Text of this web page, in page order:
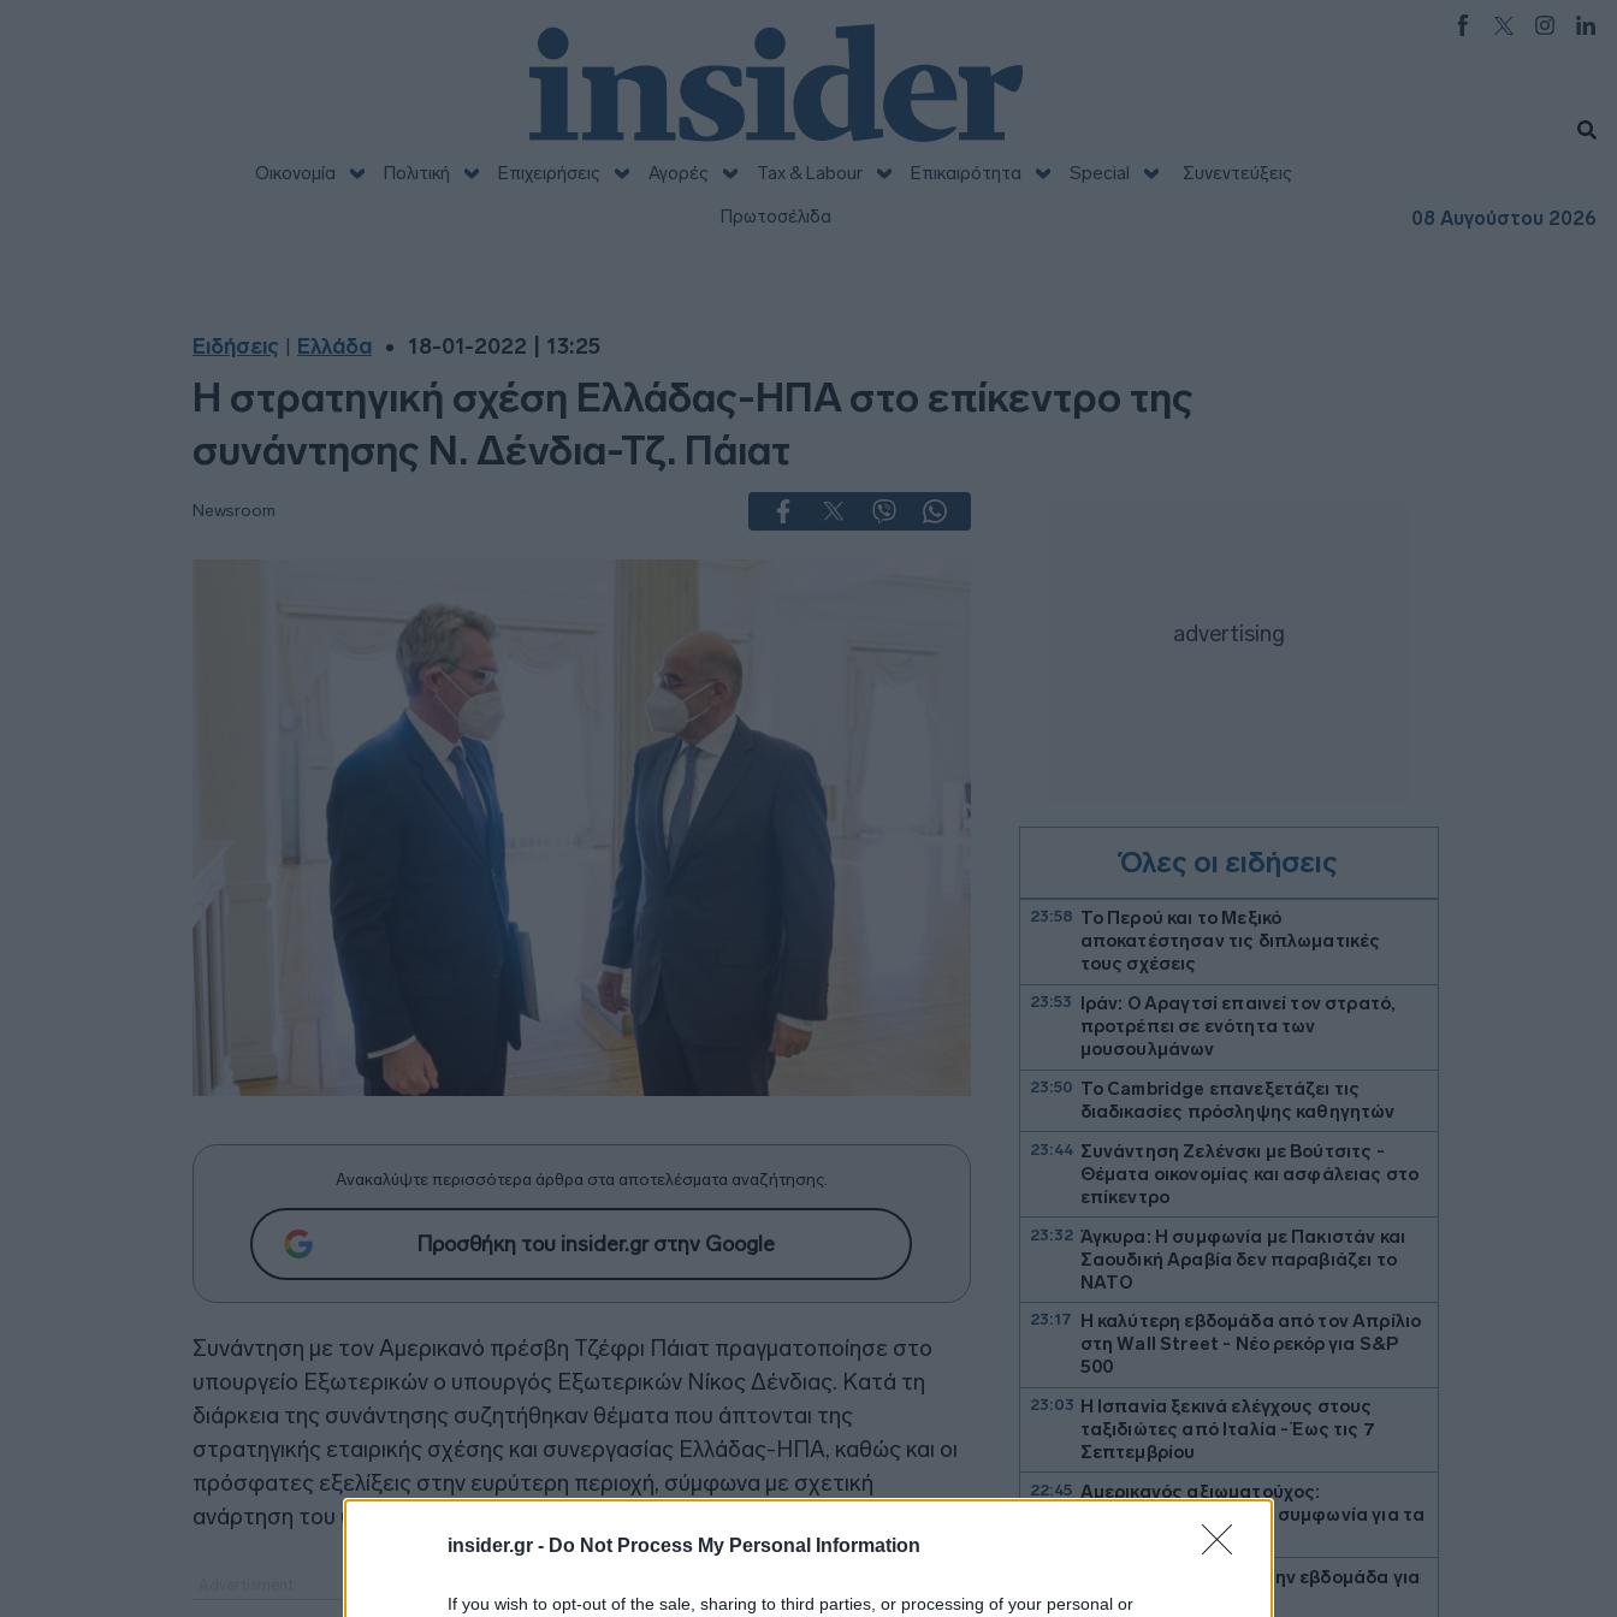
insider.gr - Do Not Process My Personal Information
If you wish to opt-out of the sale, sharing to third parties, or processing of your personal or
Οικονομία Πολιτική Επιχειρήσεις Αγορές Tax & Labour Επικαιρότητα Special
Συνεντεύξεις
Πρωτοσέλιδα
08 Αυγούστου 2026
Ειδήσεις Ελλάδα 18-01-2022 | 13:25
Η στρατηγική σχέση Ελλάδας-ΗΠΑ στο επίκεντρο της
συνάντησης Ν. Δένδια-Τζ. Πάιατ
Newsroom
Ανακαλύψτε περισσότερα άρθρα στα αποτελέσματα αναζήτησης.
Προσθήκη του insider.gr στην Google
Συνάντηση με τον Αμερικανό πρέσβη Τζέφρι Πάιατ πραγματοποίησε στο
υπουργείο Εξωτερικών ο υπουργός Εξωτερικών Νίκος Δένδιας. Κατά τη
διάρκεια της συνάντησης συζητήθηκαν θέματα που άπτονται της
στρατηγικής εταιρικής σχέσης και συνεργασίας Ελλάδας-ΗΠΑ, καθώς και οι
πρόσφατες εξελίξεις στην ευρύτερη περιοχή, σύμφωνα με σχετική
ανάρτηση του υπουργείου Εξωτερικών στο twitter.
Όλες οι ειδήσεις
23:58 Το Περού και το Μεξικό
αποκατέστησαν τις διπλωματικές
τους σχέσεις
23:53 Ιράν: Ο Αραγτσί επαινεί τον στρατό,
προτρέπει σε ενότητα των
μουσουλμάνων
23:50 Το Cambridge επανεξετάζει τις
διαδικασίες πρόσληψης καθηγητών
23:44 Συνάντηση Ζελένσκι με Βούτσιτς -
Θέματα οικονομίας και ασφάλειας στο
επίκεντρο
23:32 Άγκυρα: Η συμφωνία με Πακιστάν και
Σαουδική Αραβία δεν παραβιάζει το
ΝΑΤΟ
23:17 Η καλύτερη εβδομάδα από τον Απρίλιο
στη Wall Street - Νέο ρεκόρ για S&P
500
23:03 Η Ισπανία ξεκινά ελέγχους στους
ταξιδιώτες από Ιταλία - Έως τις 7
Σεπτεμβρίου
22:45 Αμερικανός αξιωματούχος:
«Αναμένεται σύντομα συμφωνία για τα
Στενά του Ορμούζ»
Πτώση άνω του 9% στην εβδομάδα για
το πετρέλαιο